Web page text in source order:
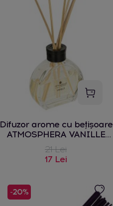
Difuzor arome cu bețișoare
ATMOSPHERA VANILLE
50 ml
21 Lei
17 Lei
-20%